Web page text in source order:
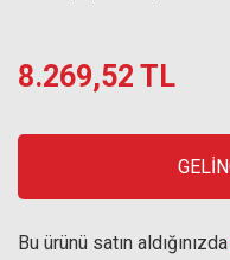
8.269,52 TL
Bu ürünü satın aldığınızda